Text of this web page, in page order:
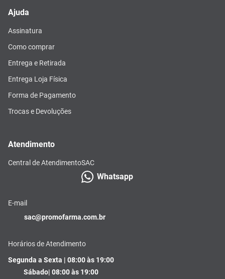
Ajuda
Assinatura
Como comprar
Entrega e Retirada
Entrega Loja Física
Forma de Pagamento
Trocas e Devoluções
Atendimento
Central de AtendimentoSAC
Whatsapp
E-mail
sac@promofarma.com.br
Horários de Atendimento
Segunda a Sexta | 08:00 às 19:00
Sábado| 08:00 às 19:00